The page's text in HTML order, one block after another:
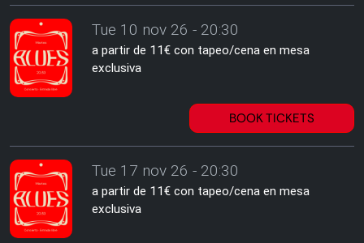
Tue 10 nov 26 - 20:30
a partir de 11€ con tapeo/cena en mesa
exclusiva
BOOK TICKETS
Tue 17 nov 26 - 20:30
a partir de 11€ con tapeo/cena en mesa
exclusiva